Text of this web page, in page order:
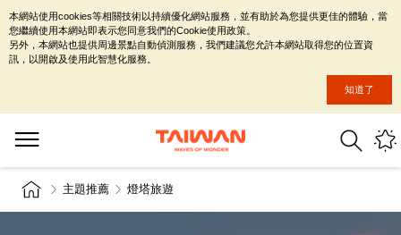
主題推薦 燈塔旅遊
本網站使用cookies等相關技術以持續優化網站服務，並有助於為您提供更佳的體驗，當
您繼續使用本網站即表示您同意我們的Cookie使用政策。
另外，本網站也提供周邊景點自動偵測服務，我們建議您允許本網站取得您的位置資
訊，以開啟及使用此智慧化服務。
知道了